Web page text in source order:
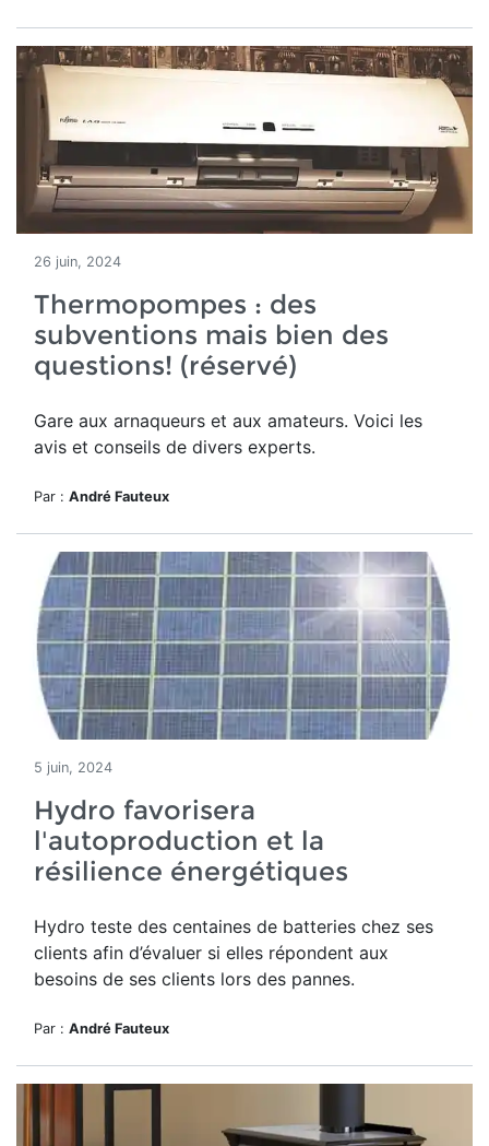
26 juin, 2024
Thermopompes : des
subventions mais bien des
questions! (réservé)
Gare aux arnaqueurs et aux amateurs. Voici les
avis et conseils de divers experts.
Par : André Fauteux
5 juin, 2024
Hydro favorisera
l'autoproduction et la
résilience énergétiques
Hydro teste des centaines de batteries chez ses
clients afin d’évaluer si elles répondent aux
besoins de ses clients lors des pannes.
Par : André Fauteux